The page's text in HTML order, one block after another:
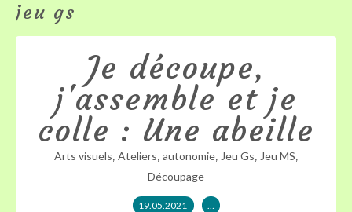
jeu gs
Je découpe,
j'assemble et je
colle : Une abeille
Arts visuels, Ateliers, autonomie, Jeu Gs, Jeu MS,
Découpage
19.05.2021 …